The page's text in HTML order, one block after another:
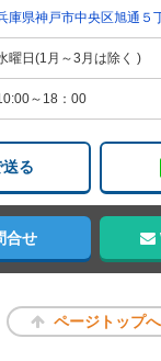
庫県神戸市中央区旭通５
曜日(1月～3月は除く )
～18：00
送る
合せ
ページトップへ